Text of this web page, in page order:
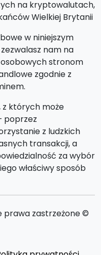
na kryptowalutach,
Wielkiej Brytanii
w niniejszym
nam na
stronom
zgodnie z
z których może
poprzez
z ludzkich
transakcji, a
za wybór
właściwy sposób
prawa zastrzeżone ©